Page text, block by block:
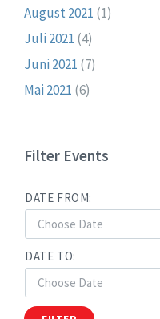
August 2021 (1)
Juli 2021 (4)
Juni 2021 (7)
Mai 2021 (6)
Filter Events
DATE FROM:
DATE TO: